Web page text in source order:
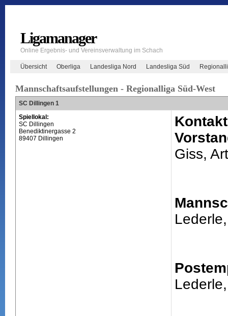
Ligamanager
Online Ergebnis- und Vereinsverwaltung im Schach
Übersicht Oberliga Landesliga Nord Landesliga Süd
Mannschaftsaufstellungen - Regionalliga Süd-West
SC Dillingen 1
Spiellokal:
SC Dillingen
Benediktinergasse 2
89407 Dillingen
Giss,